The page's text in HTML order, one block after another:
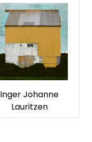
Inger Johanne
Lauritzen